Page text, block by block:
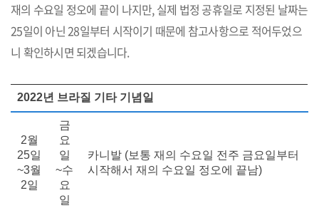
재의 수요일 정오에 끝이 나지만, 실제 법정 공휴일로 지정된 날짜는
25일이 아닌 28일부터 시작이기 때문에 참고사항으로 적어두었으
니 확인하시면 되겠습니다.
2022년 브라질 기타 기념일
2월
25일
~3월
2일
금
요
일
~수
요
일
카니발 (보통 재의 수요일 전주 금요일부터
시작해서 재의 수요일 정오에 끝남)